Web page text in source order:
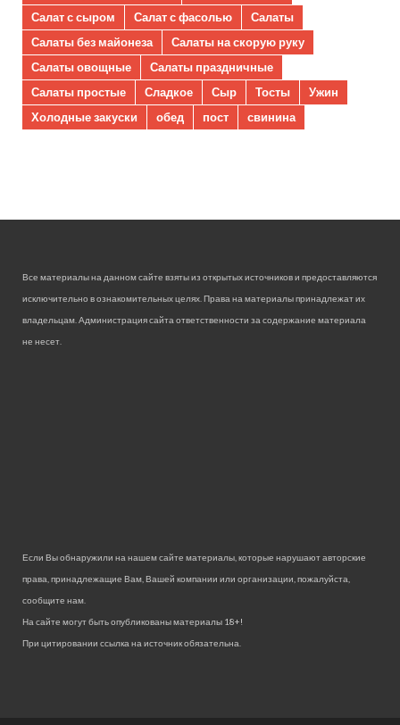
Салат с сыром
Салат с фасолью
Салаты
Салаты без майонеза
Салаты на скорую руку
Салаты овощные
Салаты праздничные
Салаты простые
Сладкое Сыр Тосты
Ужин
Холодные закуски
обед пост свинина
Все материалы на данном сайте взяты из открытых источников и предоставляются
исключительно в ознакомительных целях. Права на материалы принадлежат их
владельцам. Администрация сайта ответственности за содержание материала
не несет.
Если Вы обнаружили на нашем сайте материалы, которые нарушают авторские
права, принадлежащие Вам, Вашей компании или организации, пожалуйста,
сообщите нам.
На сайте могут быть опубликованы материалы 18+!
При цитировании ссылка на источник обязательна.